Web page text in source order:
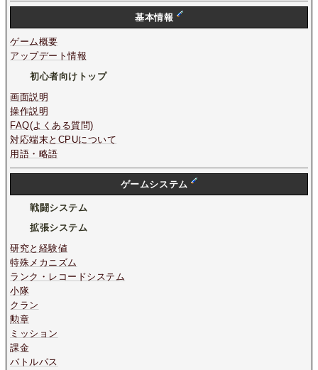
基本情報
ゲーム概要
アップデート情報
初心者向けトップ
画面説明
操作説明
FAQ(よくある質問)
対応端末とCPUについて
用語・略語
ゲームシステム
戦闘システム
拡張システム
研究と経験値
特殊メカニズム
ランク・レコードシステム
小隊
クラン
勲章
ミッション
課金
バトルパス